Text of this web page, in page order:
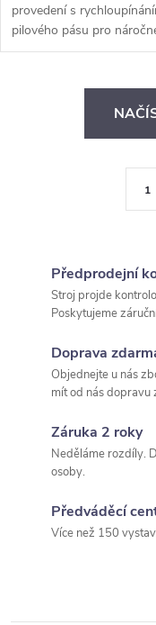
provedení s
pilového pásu pro
uživatele Těžké
hmotností pro maximálně
1
Předprodejní
Stroj projde
Poskytujeme
Doprava
Objednejte u nás
mít od nás dopravu
Záruka 2 roky
Neděláme rozdíly.
osoby.
Předváděcí
Více než 150